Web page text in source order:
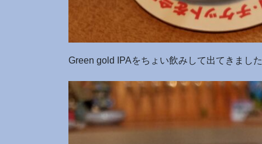
Green gold IPAをちょい飲みして出てきまし